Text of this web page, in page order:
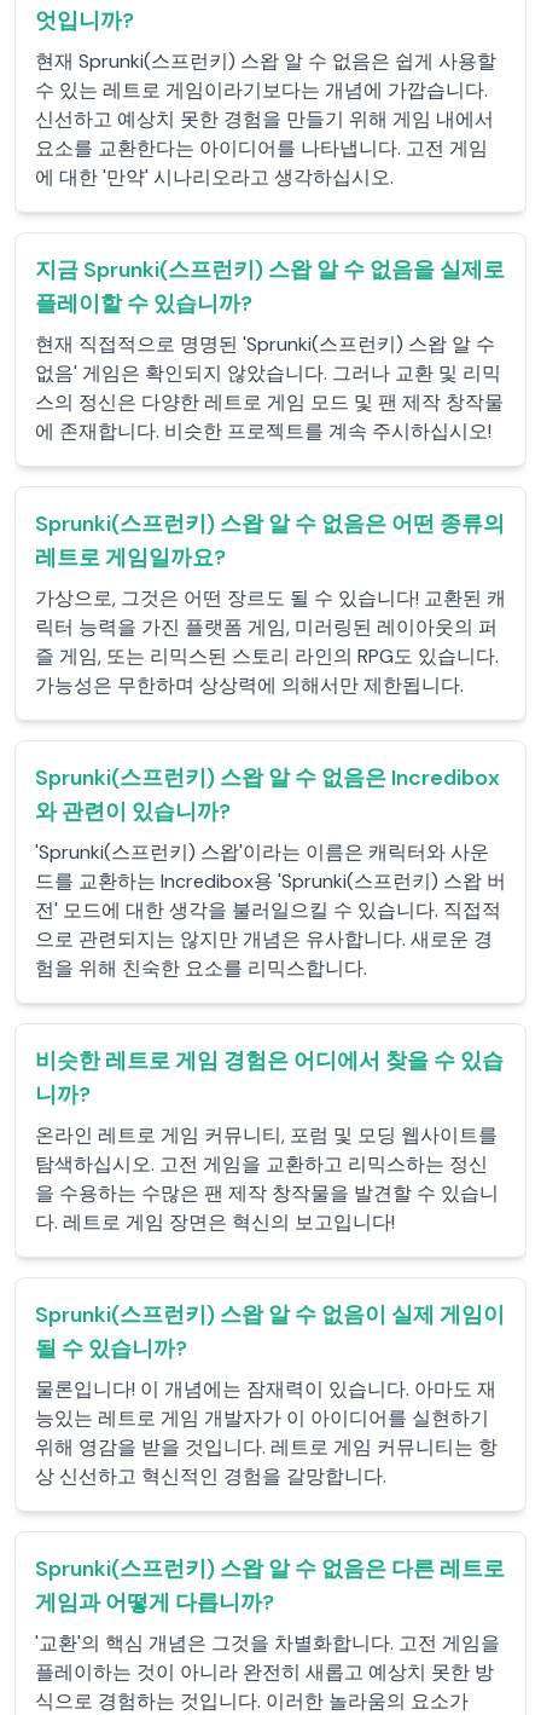
엇입니까?
현재 Sprunki(스프런키) 스왑 알 수 없음은 쉽게 사용할
수 있는 레트로 게임이라기보다는 개념에 가깝습니다.
신선하고 예상치 못한 경험을 만들기 위해 게임 내에서
요소를 교환한다는 아이디어를 나타냅니다. 고전 게임
에 대한 '만약' 시나리오라고 생각하십시오.
지금 Sprunki(스프런키) 스왑 알 수 없음을 실제로
플레이할 수 있습니까?
현재 직접적으로 명명된 'Sprunki(스프런키) 스왑 알 수
없음' 게임은 확인되지 않았습니다. 그러나 교환 및 리믹
스의 정신은 다양한 레트로 게임 모드 및 팬 제작 창작물
에 존재합니다. 비슷한 프로젝트를 계속 주시하십시오!
Sprunki(스프런키) 스왑 알 수 없음은 어떤 종류의
레트로 게임일까요?
가상으로, 그것은 어떤 장르도 될 수 있습니다! 교환된 캐
릭터 능력을 가진 플랫폼 게임, 미러링된 레이아웃의 퍼
즐 게임, 또는 리믹스된 스토리 라인의 RPG도 있습니다.
가능성은 무한하며 상상력에 의해서만 제한됩니다.
Sprunki(스프런키) 스왑 알 수 없음은 Incredibox
와 관련이 있습니까?
'Sprunki(스프런키) 스왑'이라는 이름은 캐릭터와 사운
드를 교환하는 Incredibox용 'Sprunki(스프런키) 스왑 버
전' 모드에 대한 생각을 불러일으킬 수 있습니다. 직접적
으로 관련되지는 않지만 개념은 유사합니다. 새로운 경
험을 위해 친숙한 요소를 리믹스합니다.
비슷한 레트로 게임 경험은 어디에서 찾을 수 있습
니까?
온라인 레트로 게임 커뮤니티, 포럼 및 모딩 웹사이트를
탐색하십시오. 고전 게임을 교환하고 리믹스하는 정신
을 수용하는 수많은 팬 제작 창작물을 발견할 수 있습니
다. 레트로 게임 장면은 혁신의 보고입니다!
Sprunki(스프런키) 스왑 알 수 없음이 실제 게임이
될 수 있습니까?
물론입니다! 이 개념에는 잠재력이 있습니다. 아마도 재
능있는 레트로 게임 개발자가 이 아이디어를 실현하기
위해 영감을 받을 것입니다. 레트로 게임 커뮤니티는 항
상 신선하고 혁신적인 경험을 갈망합니다.
Sprunki(스프런키) 스왑 알 수 없음은 다른 레트로
게임과 어떻게 다릅니까?
'교환'의 핵심 개념은 그것을 차별화합니다. 고전 게임을
플레이하는 것이 아니라 완전히 새롭고 예상치 못한 방
식으로 경험하는 것입니다. 이러한 놀라움의 요소가